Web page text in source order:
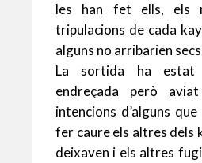
les han fet ells, els
tripulacions de cada
alguns no arribarien
La sortida ha estat
endreçada però
intencions d’alguns
fer caure els altres dels
deixaven i els altres